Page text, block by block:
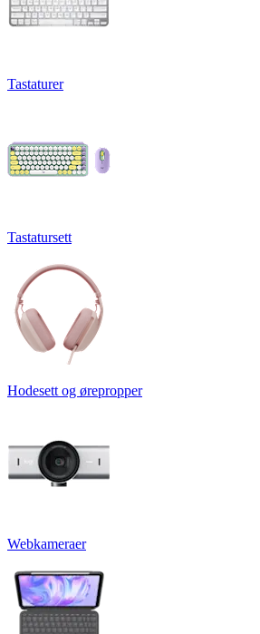
Tastaturer
Tastatursett
Hodesett og ørepropper
Webkameraer